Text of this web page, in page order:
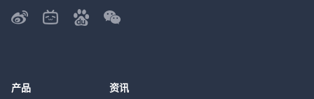
产品 资讯